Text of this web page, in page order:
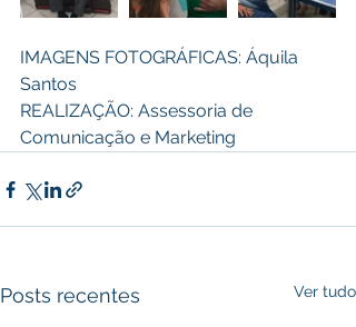
IMAGENS FOTOGRÁFICAS: Áquila
Santos
REALIZAÇÃO: Assessoria de
Comunicação e Marketing
Posts recentes Ver tudo